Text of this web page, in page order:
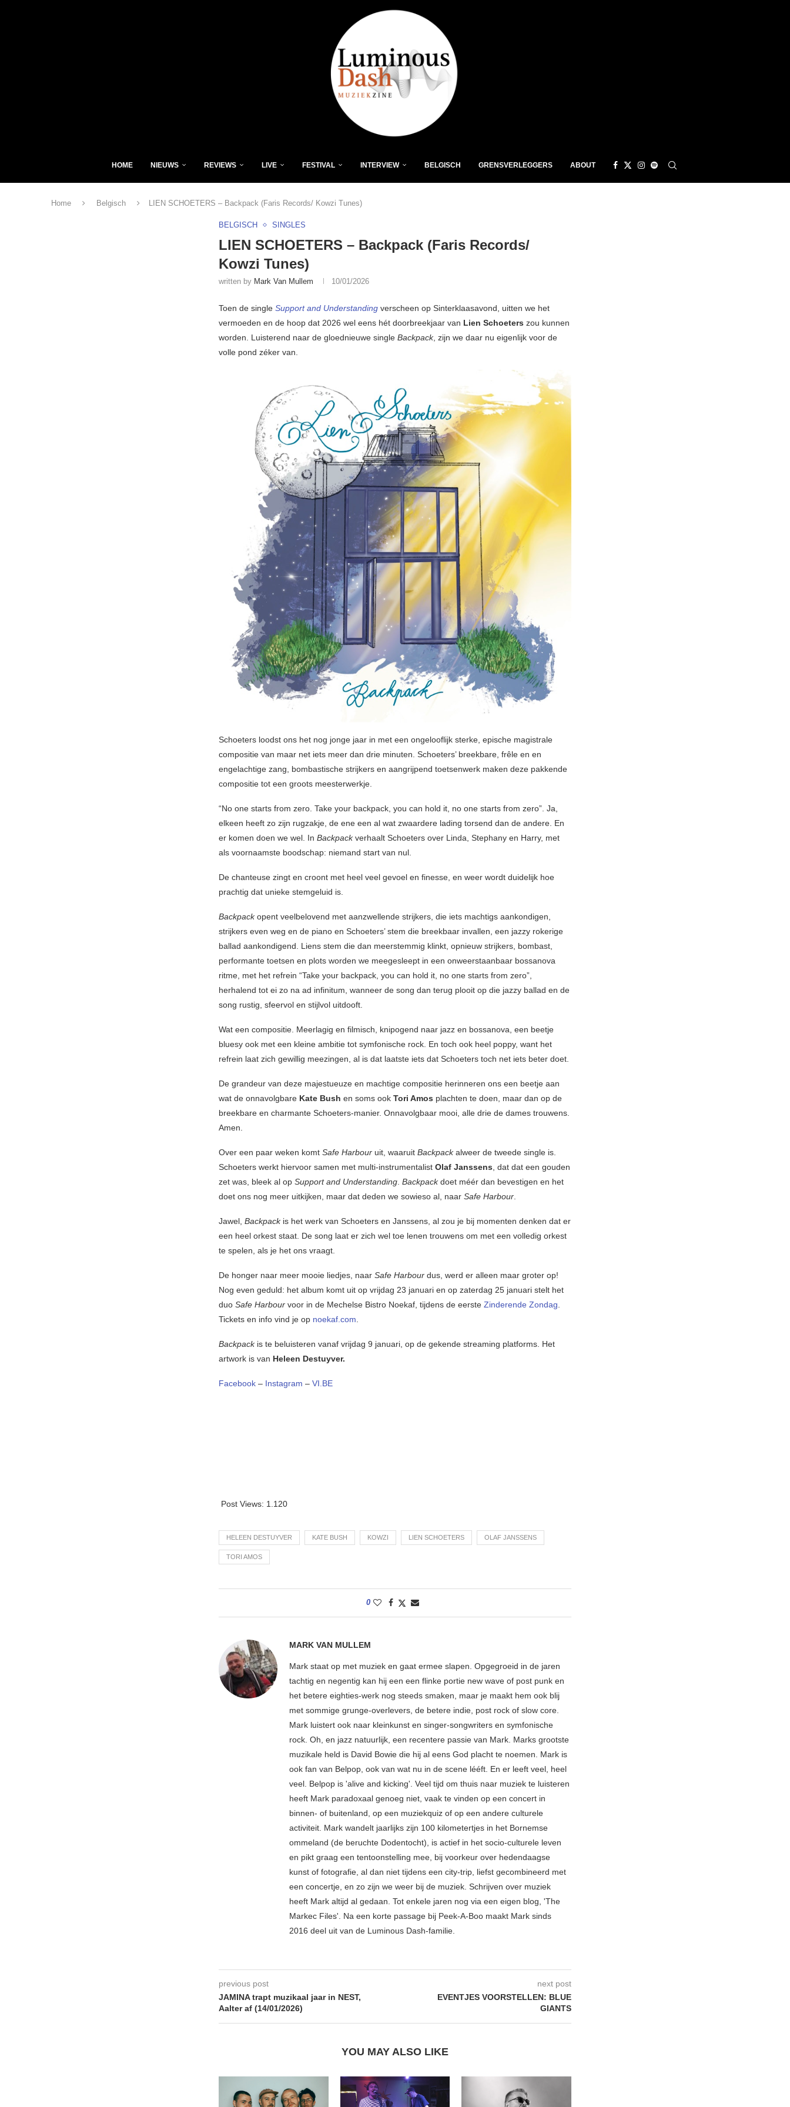
HOME NIEUWS REVIEWS LIVE FESTIVAL INTERVIEW BELGISCH GRENSVERLEGGERS ABOUT
Home Belgisch LIEN SCHOETERS – Backpack (Faris Records/ Kowzi Tunes)
BELGISCH SINGLES
LIEN SCHOETERS – Backpack (Faris Records/
Kowzi Tunes)
written by Mark Van Mullem 10/01/2026
Toen de single Support and Understanding verscheen op Sinterklaasavond, uitten we het
vermoeden en de hoop dat 2026 wel eens hét doorbreekjaar van Lien Schoeters zou kunnen
worden. Luisterend naar de gloednieuwe single Backpack, zijn we daar nu eigenlijk voor de
volle pond zéker van.
Schoeters loodst ons het nog jonge jaar in met een ongelooflijk sterke, epische magistrale
compositie van maar net iets meer dan drie minuten. Schoeters’ breekbare, frêle en en
engelachtige zang, bombastische strijkers en aangrijpend toetsenwerk maken deze pakkende
compositie tot een groots meesterwerkje.
“No one starts from zero. Take your backpack, you can hold it, no one starts from zero”. Ja,
elkeen heeft zo zijn rugzakje, de ene een al wat zwaardere lading torsend dan de andere. En
er komen doen we wel. In Backpackverhaalt Schoeters over Linda, Stephany en Harry, met
als voornaamste boodschap: niemand start van nul.
De chanteuse zingt en croont met heel veel gevoel en finesse, en weer wordt duidelijk hoe
prachtig dat unieke stemgeluid is.
Backpackopent veelbelovend met aanzwellende strijkers, die iets machtigs aankondigen,
strijkers even weg en de piano en Schoeters’ stem die breekbaar invallen, een jazzy rokerige
ballad aankondigend. Liens stem die dan meerstemmig klinkt, opnieuw strijkers, bombast,
performante toetsen en plots worden we meegesleept in een onweerstaanbaar bossanova
ritme, met het refrein “Take your backpack, you can hold it, no one starts from zero”,
herhalend tot ei zo na ad infinitum, wanneer de song dan terug plooit op die jazzy ballad en de
song rustig, sfeervol en stijlvol uitdooft.
Wat een compositie. Meerlagig en filmisch, knipogend naar jazz en bossanova, een beetje
bluesy ook met een kleine ambitie tot symfonische rock. En toch ook heel poppy, want het
refrein laat zich gewillig meezingen, al is dat laatste iets dat Schoeters toch net iets beter doet.
De grandeur van deze majestueuze en machtige compositie herinneren ons een beetje aan
wat de onnavolgbare Kate Bush en soms ook Tori Amos plachten te doen, maar dan op de
breekbare en charmante Schoeters-manier. Onnavolgbaar mooi, alle drie de dames trouwens.
Amen.
Over een paar weken komt Safe Harbour uit, waaruit Backpackalweer de tweede single is.
Schoeters werkt hiervoor samen met multi-instrumentalist Olaf Janssens, dat dat een gouden
zet was, bleek al op Support and Understanding. Backpackdoet méér dan bevestigen en het
doet ons nog meer uitkijken, maar dat deden we sowieso al, naar Safe Harbour.
Jawel, Backpackis het werk van Schoeters en Janssens, al zou je bij momenten denken dat er
een heel orkest staat. De song laat er zich wel toe lenen trouwens om met een volledig orkest
te spelen, als je het ons vraagt.
De honger naar meer mooie liedjes, naar Safe Harbour dus, werd er alleen maar groter op!
Nog even geduld: het album komt uit op vrijdag 23 januari en op zaterdag 25 januari stelt het
duo Safe Harbour voor in de Mechelse Bistro Noekaf, tijdens de eerste Zinderende Zondag.
Tickets en info vind je op noekaf.com.
Backpackis te beluisteren vanaf vrijdag 9 januari, op de gekende streaming platforms. Het
artwork is van Heleen Destuyver.
Facebook – Instagram – VI.BE
Post Views: 1.120
HELEEN DESTUYVER KATE BUSH KOWZI LIEN SCHOETERS OLAF JANSSENS
TORI AMOS
0
MARK VAN MULLEM
Mark staat op met muziek en gaat ermee slapen. Opgegroeid in de jaren
tachtig en negentig kan hij een een flinke portie new wave of post punk en
het betere eighties-werk nog steeds smaken, maar je maakt hem ook blij
met sommige grunge-overlevers, de betere indie, post rock of slow core.
Mark luistert ook naar kleinkunst en singer-songwriters en symfonische
rock. Oh, en jazz natuurlijk, een recentere passie van Mark. Marks grootste
muzikale held is David Bowie die hij al eens God placht te noemen. Mark is
ook fan van Belpop, ook van wat nu in de scene lééft. En er leeft veel, heel
veel. Belpop is 'alive and kicking'. Veel tijd om thuis naar muziek te luisteren
heeft Mark paradoxaal genoeg niet, vaak te vinden op een concert in
binnen- of buitenland, op een muziekquiz of op een andere culturele
activiteit. Mark wandelt jaarlijks zijn 100 kilometertjes in het Bornemse
ommeland (de beruchte Dodentocht), is actief in het socio-culturele leven
en pikt graag een tentoonstelling mee, bij voorkeur over hedendaagse
kunst of fotografie, al dan niet tijdens een city-trip, liefst gecombineerd met
een concertje, en zo zijn we weer bij de muziek. Schrijven over muziek
heeft Mark altijd al gedaan. Tot enkele jaren nog via een eigen blog, 'The
Markec Files'. Na een korte passage bij Peek-A-Boo maakt Mark sinds
2016 deel uit van de Luminous Dash-familie.
previous post
JAMINA trapt muzikaal jaar in NEST,
Aalter af (14/01/2026)
next post
EVENTJES VOORSTELLEN: BLUE
GIANTS
YOU MAY ALSO LIKE